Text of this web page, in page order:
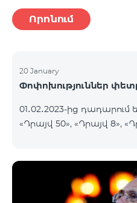
Որոնում
20 January
Փոփոխություններ
01․02․2023-ից դադարում
«Դրայվ 50», «Դրայվ 8»,
փաթեթներից՝ համաձայն
սակագնային փաթեթ Նոր սակագնային փաթեթ